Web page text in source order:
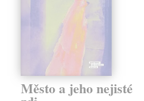
Město a jeho nejisté